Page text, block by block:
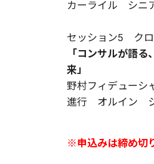
カーライル シニ
セッション5 ク
「コンサルが語
来」
野村フィデュー
進行 オルイン
※申込みは締め切